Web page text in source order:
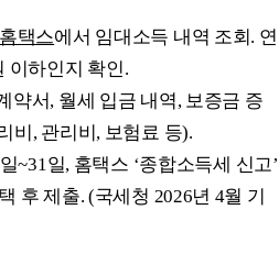
홈택스에서 임대소득 내역 조회. 연
이하인지 확인.
약서, 월세 입금 내역, 보증금 증
비, 관리비, 보험료 등).
~31일, 홈택스 ‘종합소득세 신고’
후 제출. (국세청 2026년 4월 기